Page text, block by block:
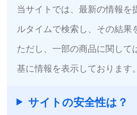
当サイトでは、最新の情報を
ルタイムで検索し、その結果
ただし、一部の商品に関して
基に情報を表示しております。
サイトの安全性は？